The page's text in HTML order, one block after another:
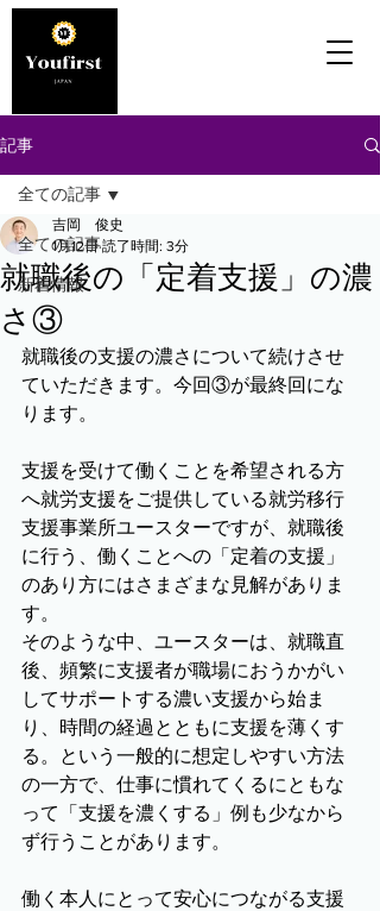
記事
全ての記事
新着情報
全ての記事
就職後の「定着支援」の濃
さ③
吉岡 俊史
1月12日 読了時間: 3分
就職後の支援の濃さについて続けさせ
ていただきます。今回③が最終回にな
ります。
支援を受けて働くことを希望される方
へ就労支援をご提供している就労移行
支援事業所ユースターですが、就職後
に行う、働くことへの「定着の支援」
のあり方にはさまざまな見解がありま
す。
そのような中、ユースターは、就職直
後、頻繁に支援者が職場におうかがい
してサポートする濃い支援から始ま
り、時間の経過とともに支援を薄くす
る。という一般的に想定しやすい方法
の一方で、仕事に慣れてくるにともな
って「支援を濃くする」例も少なから
ず行うことがあります。
働く本人にとって安心につながる支援